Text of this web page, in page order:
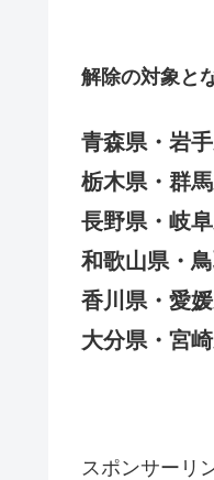
解除の対象と
青森県・岩
栃木県・群
長野県・岐
和歌山県・
香川県・愛
大分県・宮
スポンサーリ